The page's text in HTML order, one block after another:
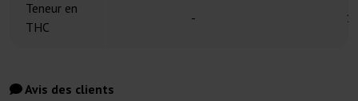
Teneur en
THC
-
Avis des clients